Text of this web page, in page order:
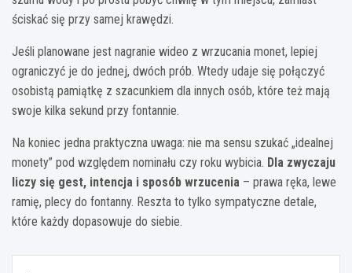
ściskać się przy samej krawędzi.
Jeśli planowane jest nagranie wideo z wrzucania monet, lepiej
ograniczyć je do jednej, dwóch prób. Wtedy udaje się połączyć
osobistą pamiątkę z szacunkiem dla innych osób, które też mają
swoje kilka sekund przy fontannie.
Na koniec jedna praktyczna uwaga: nie ma sensu szukać „idealnej
monety” pod względem nominału czy roku wybicia. Dla zwyczaju
liczy się gest, intencja i sposób wrzucenia – prawa ręka, lewe
ramię, plecy do fontanny. Reszta to tylko sympatyczne detale,
które każdy dopasowuje do siebie.